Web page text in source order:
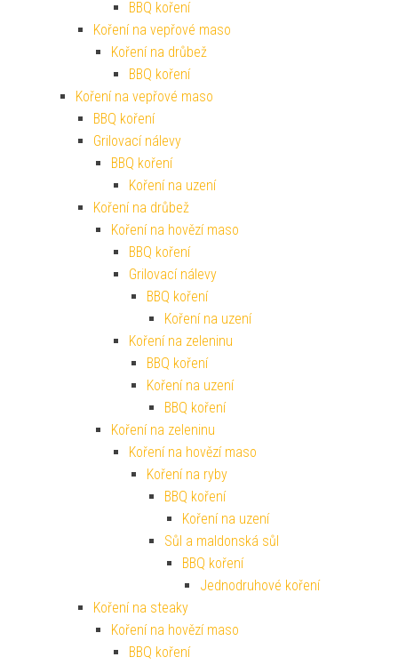
BBQ koření
Koření na vepřové maso
Koření na drůbež
BBQ koření
Koření na vepřové maso
BBQ koření
Grilovací nálevy
BBQ koření
Koření na uzení
Koření na drůbež
Koření na hovězí maso
BBQ koření
Grilovací nálevy
BBQ koření
Koření na uzení
Koření na zeleninu
BBQ koření
Koření na uzení
BBQ koření
Koření na zeleninu
Koření na hovězí maso
Koření na ryby
BBQ koření
Koření na uzení
Sůl a maldonská sůl
BBQ koření
Jednodruhové koření
Koření na steaky
Koření na hovězí maso
BBQ koření